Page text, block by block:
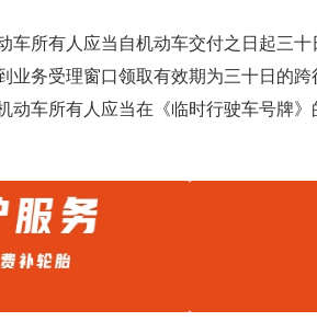
车所有人应当自机动车交付之日起三
务受理窗口领取有效期为三十日的跨
动车所有人应当在《临时行驶车号牌